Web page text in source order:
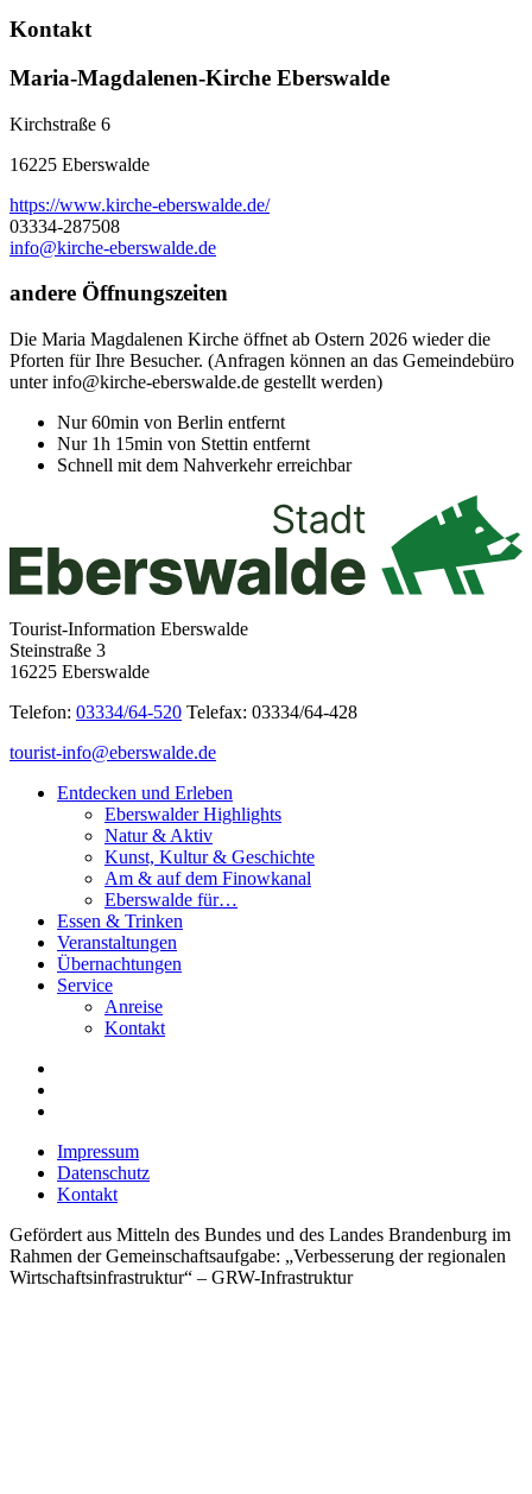
Kontakt
Maria-Magdalenen-Kirche Eberswalde
Kirchstraße 6
16225 Eberswalde
https://www.kirche-eberswalde.de/
03334-287508
info@kirche-eberswalde.de
andere Öffnungszeiten
Die Maria Magdalenen Kirche öffnet ab Ostern 2026 wieder die
Pforten für Ihre Besucher. (Anfragen können an das Gemeindebüro
unter info@kirche-eberswalde.de gestellt werden)
Nur 60min von Berlin entfernt
Nur 1h 15min von Stettin entfernt
Schnell mit dem Nahverkehr erreichbar
Tourist-Information Eberswalde
Steinstraße 3
16225 Eberswalde
Telefon: 03334/64-520 Telefax: 03334/64-428
tourist-info@eberswalde.de
Entdecken und Erleben
Eberswalder Highlights
Natur & Aktiv
Kunst, Kultur & Geschichte
Am & auf dem Finowkanal
Eberswalde für…
Essen & Trinken
Veranstaltungen
Übernachtungen
Service
Anreise
Kontakt
Impressum
Datenschutz
Kontakt
Gefördert aus Mitteln des Bundes und des Landes Brandenburg im
Rahmen der Gemeinschaftsaufgabe: „Verbesserung der regionalen
Wirtschaftsinfrastruktur“ – GRW-Infrastruktur